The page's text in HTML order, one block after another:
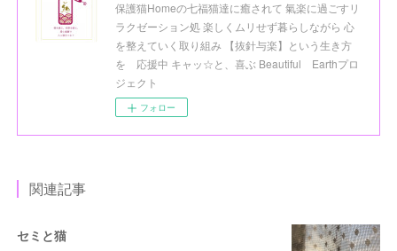
保護猫Homeの七福猫達に癒されて 氣楽に過ごすリ
ラクゼーション処 楽しくムリせず暮らしながら 心
を整えていく取り組み 【抜針与楽】という生き方
を 応援中 キャッ☆と、喜ぶ Beautiful Earthプロ
ジェクト
フォロー
関連記事
セミと猫